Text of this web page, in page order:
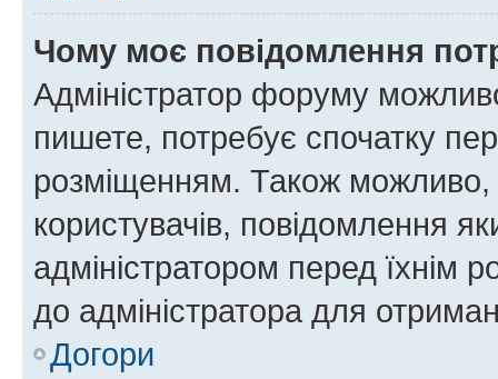
Чому моє повідомлення
Адміністратор форуму
пишете, потребує спочатку
розміщенням. Також можливо,
користувачів, повідомлення
адміністратором перед їхнім
до адміністратора для
Догори